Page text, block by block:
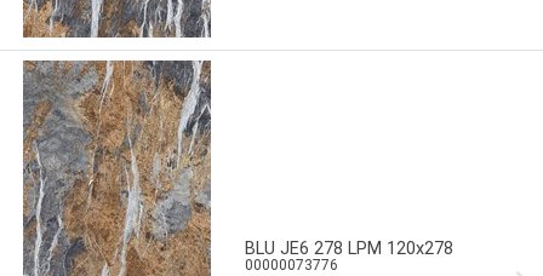
BLU JE6 278 LPM 120x278
00000073776